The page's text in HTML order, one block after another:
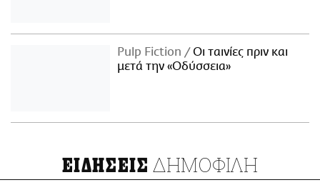
Pulp Fiction
Οι ταινίες πριν και
μετά την «Οδύσσεια»
ΕΙΔΗΣΕΙΣ ΔΗΜΟΦΙΛΗ